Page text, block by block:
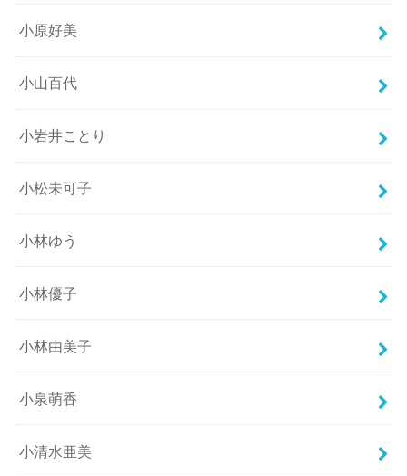
小原好美
小山百代
小岩井ことり
小松未可子
小林ゆう
小林優子
小林由美子
小泉萌香
小清水亜美